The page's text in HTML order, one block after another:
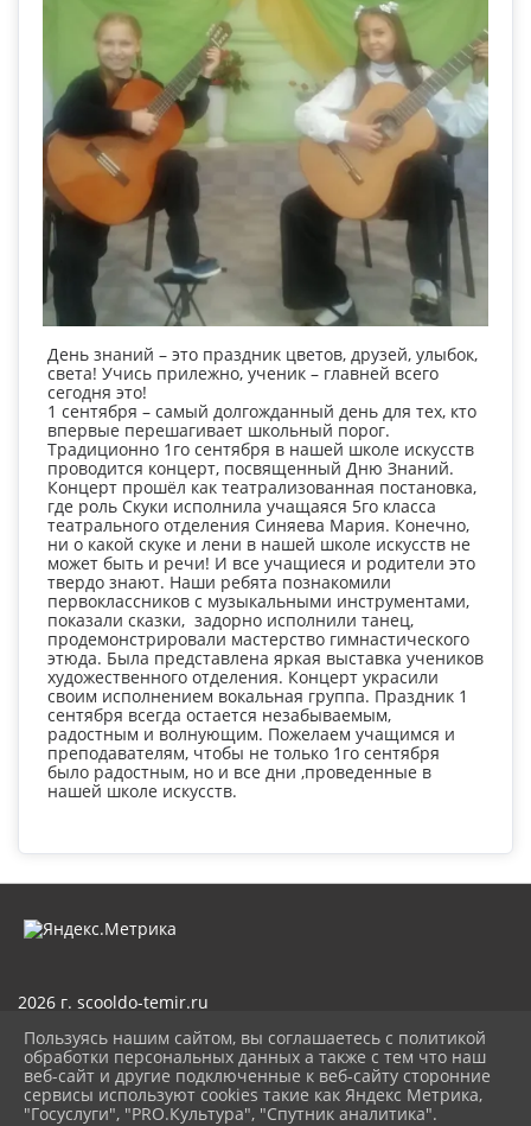
День знаний – это праздник цветов, друзей, улыбок,
света! Учись прилежно, ученик – главней всего
сегодня это!
1 сентября – самый долгожданный день для тех, кто
впервые перешагивает школьный порог.
Традиционно 1го сентября в нашей школе искусств
проводится концерт, посвященный Дню Знаний.
Концерт прошёл как театрализованная постановка,
где роль Скуки исполнила учащаяся 5го класса
театрального отделения Синяева Мария. Конечно,
ни о какой скуке и лени в нашей школе искусств не
может быть и речи! И все учащиеся и родители это
твердо знают. Наши ребята познакомили
первоклассников с музыкальными инструментами,
показали сказки, задорно исполнили танец,
продемонстрировали мастерство гимнастического
этюда. Была представлена яркая выставка учеников
художественного отделения. Концерт украсили
своим исполнением вокальная группа. Праздник 1
сентября всегда остается незабываемым,
радостным и волнующим. Пожелаем учащимся и
преподавателям, чтобы не только 1го сентября
было радостным, но и все дни ,проведенные в
нашей школе искусств.
2026 г. scooldo-temir.ru
Карта сайта
Политика обработки персональных данных
Сделано на KubCMS
Пользуясь нашим сайтом, вы соглашаетесь с политикой
обработки персональных данных а также с тем что наш
веб-сайт и другие подключенные к веб-сайту сторонние
сервисы используют cookies такие как Яндекс Метрика,
"Госуслуги", "PRO.Культура", "Спутник аналитика".